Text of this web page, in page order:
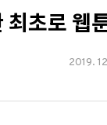
최초로 웹
2019.